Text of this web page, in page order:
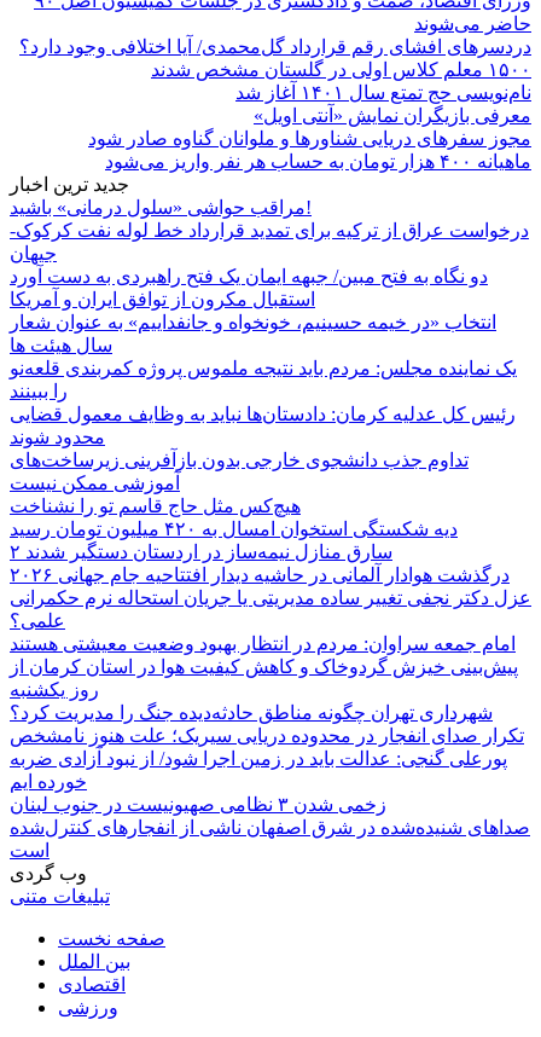
حاضر می‌شوند
دردسرهای افشای رقم قرارداد گل‌محمدی/ آیا اختلافی وجود دارد؟
۱۵۰۰ معلم کلاس اولی در گلستان مشخص شدند
نام‌نویسی حج تمتع سال ۱۴۰۱ آغاز شد
معرفی بازیگران نمایش «آنتی اویل»
مجوز سفرهای دریایی شناورها و ملوانان گناوه صادر شود
ماهیانه ۴۰۰ هزار تومان به حساب هر نفر واریز می‌شود
جدید ترین اخبار
مراقب حواشی «سلول درمانی» باشید!
درخواست عراق از ترکیه برای تمدید قرارداد خط لوله نفت کرکوک-
جیهان
دو نگاه به فتح مبین/ جبهه ایمان یک فتح راهبردی به دست آورد
استقبال مکرون از توافق ایران و آمریکا
انتخاب «در خیمه حسینیم، خونخواه و جانفداییم» به عنوان شعار
سال هیئت ها
یک نماینده مجلس: مردم باید نتیجه ملموس پروژه کمربندی قلعه‌نو
را ببینند
رئیس کل عدلیه کرمان: دادستان‌ها نباید به وظایف معمول قضایی
محدود شوند
تداوم جذب دانشجوی خارجی بدون بازآفرینی زیرساخت‌های
آموزشی ممکن نیست
هیچ‌کس مثل حاج قاسم تو را نشناخت
دیه شکستگی استخوان امسال به ۴۲۰ میلیون تومان رسید
۲ سارق منازل نیمه‌ساز در اردستان دستگیر شدند
درگذشت هوادار آلمانی در حاشیه دیدار افتتاحیه جام جهانی ۲۰۲۶
عزل دکتر نجفی تغییر ساده مدیریتی یا جریان استحاله نرم حکمرانی
علمی؟
امام جمعه سراوان: مردم در انتظار بهبود وضعیت معیشتی هستند
پیش‌بینی خیزش گردوخاک و کاهش کیفیت هوا در استان کرمان از
روز یکشنبه
شهرداری تهران چگونه مناطق حادثه‌دیده جنگ را مدیریت کرد؟
تکرار صدای انفجار در محدوده دریایی سیریک؛ علت هنوز نامشخص
پورعلی گنجی: عدالت باید در زمین اجرا شود/ از نبود آزادی ضربه
خورده ایم
زخمی شدن ۳ نظامی صهیونیست در جنوب لبنان
صداهای شنیده‌شده در شرق اصفهان ناشی از انفجارهای کنترل‌شده
است
وب گردی
تبلیغات متنی
صفحه نخست
بین الملل
اقتصادی
ورزشی